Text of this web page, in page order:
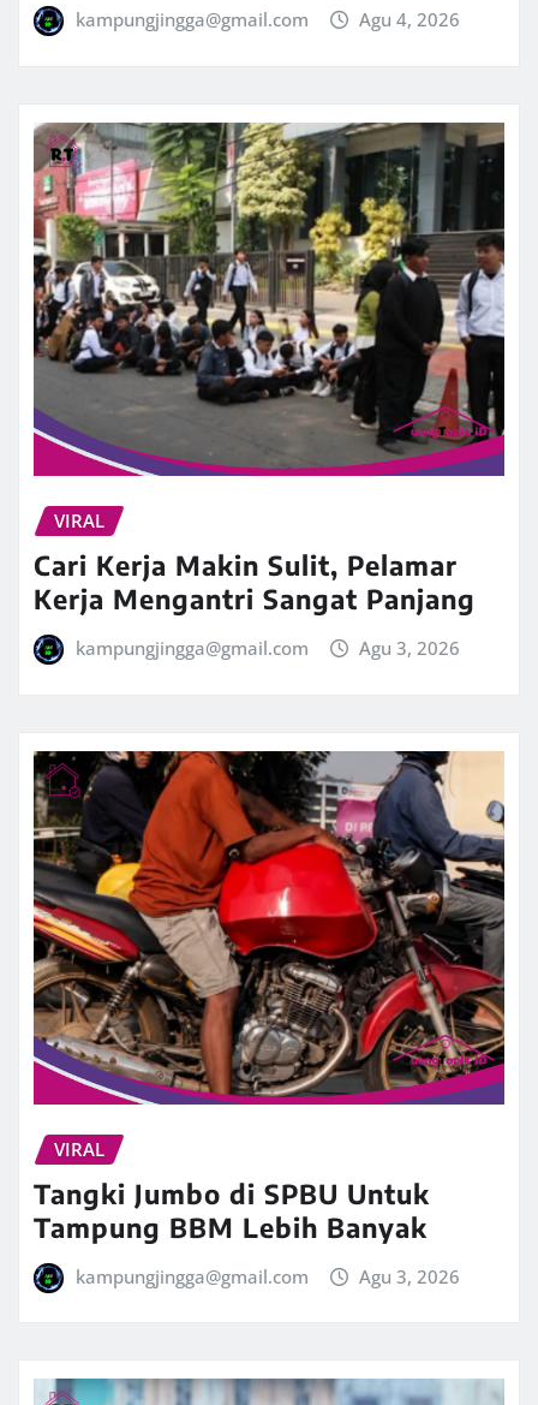
kampungjingga@gmail.com Agu 4, 2026
VIRAL
Cari Kerja Makin Sulit, Pelamar
Kerja Mengantri Sangat Panjang
kampungjingga@gmail.com Agu 3, 2026
VIRAL
Tangki Jumbo di SPBU Untuk
Tampung BBM Lebih Banyak
kampungjingga@gmail.com Agu 3, 2026